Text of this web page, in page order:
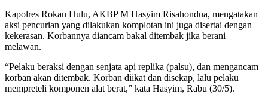
Kapolres Rokan Hulu, AKBP M Hasyim Risahondua, mengatakan
aksi pencurian yang dilakukan komplotan ini juga disertai dengan
kekerasan. Korbannya diancam bakal ditembak jika berani
melawan.
“Pelaku beraksi dengan senjata api replika (palsu), dan mengancam
korban akan ditembak. Korban diikat dan disekap, lalu pelaku
mempreteli komponen alat berat,” kata Hasyim, Rabu (30/5).